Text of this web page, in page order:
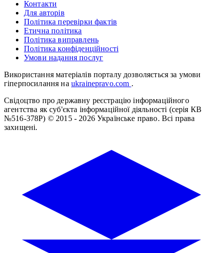
Контакти
Для авторів
Політика перевірки фактів
Етична політика
Політика виправлень
Політика конфіденційності
Умови надання послуг
Використання матеріалів порталу дозволяється за умови
гіперпосилання на ukrainepravo.com .
Свідоцтво про державну реєстрацію інформаційного
агентства як суб'єкта інформаційної діяльності (серія КВ
№516-378Р) © 2015 - 2026 Українське право. Всі права
захищені.